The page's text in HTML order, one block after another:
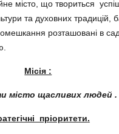
місто, що твориться
та духовних традицій,
розташовані в
Місія :
місто щасливих людей .
пріоритети.